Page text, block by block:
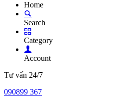
Home
Search
Category
Account
Tư vấn 24/7
090899 367